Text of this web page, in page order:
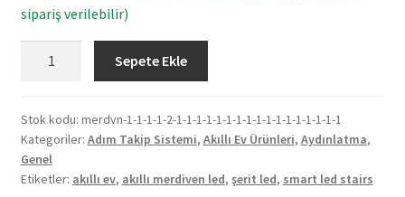
sipariş verilebilir)
Basamak
Adım
Takip
Sistemi
Sepete Ekle
Stok kodu: merdvn-1-1-1-1-2-1-1-1-1-1-1-1-1-1-1-1-1-1-1-1-1-1
Kategoriler: Adım Takip Sistemi, Akıllı Ev Ürünleri, Aydınlatma,
Genel
Etiketler: akıllı ev, akıllı merdiven led, şerit led, smart led stairs